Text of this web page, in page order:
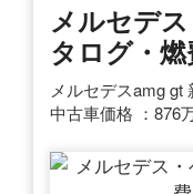
メルセデ
タログ・
メルセデスamg gt
中古車価格 ：876